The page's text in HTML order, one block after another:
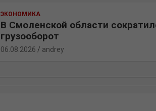
ЭКОНОМИКА
В Смоленской области
грузооборот
06.08.2026 andrey